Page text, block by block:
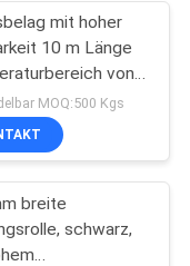
ist
mit hoher
10 m Länge
von
bis plus 300
Bremssysteme
MOQ:500 Kgs
breite
schwarz,